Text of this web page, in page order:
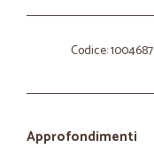
Codice: 1004687
Approfondimenti